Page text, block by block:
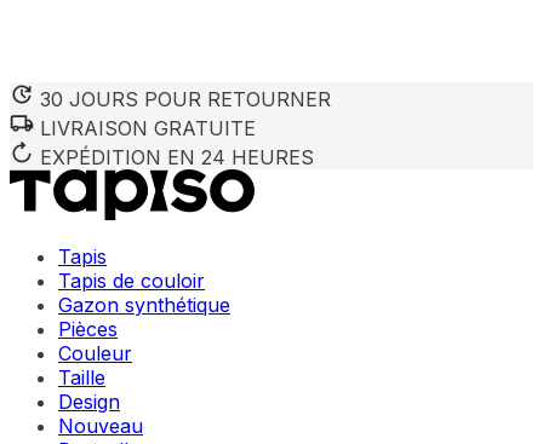
30 JOURS POUR RETOURNER
LIVRAISON GRATUITE
EXPÉDITION EN 24 HEURES
Tapis
Tapis de couloir
Gazon synthétique
Pièces
Couleur
Taille
Design
Nouveau
Nous utilisons des cookies pour personnaliser le contenu
partenaires peuvent combiner ces informations avec
utilisation de leurs services.
Les cookies indispensables sont cruciaux pour les
Les cookies liés aux préférences permettent au site de